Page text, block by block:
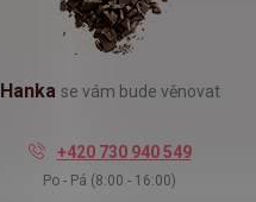
Hanka se vám bude věnovat
+420 730 940 549
Po - Pá (8:00 - 16:00)